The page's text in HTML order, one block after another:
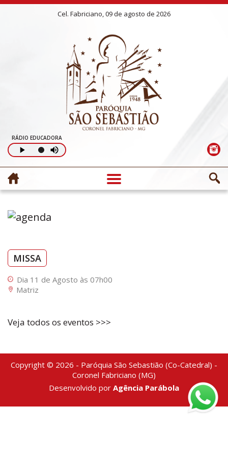
Cel. Fabriciano, 09 de agosto de 2026
RÁDIO EDUCADORA
MISSA
Dia 11 de Agosto às 07h00
Matriz
Veja todos os eventos >>>
Copyright © 2026 - Paróquia São Sebastião (Co-Catedral) -
Coronel Fabriciano (MG)
Desenvolvido por Agência Parábola